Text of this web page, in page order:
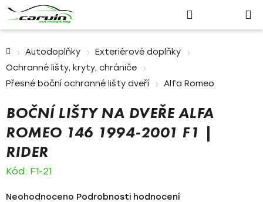
Přihlášení
košík
Autodoplňky
Exteriérové doplňky
Ochranné lišty, kryty, chrániče
Přesné boční ochranné lišty dveří
Alfa Romeo
BOČNÍ LIŠTY NA DVEŘE ALFA
ROMEO 146 1994-2001 F1 |
RIDER
Kód: F1-21
Průměrné
Neohodnoceno Podrobnosti hodnocení